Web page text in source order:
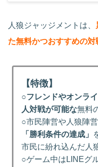
人狼ジャッジメントは、
た無料かつおすすめの
【特徴】
○フレンドやオンラ
人対戦が可能な無料
○市民陣営や人狼陣
「勝利条件の達成」
市民に紛れ込んだ人
○ゲーム中はLINEグ